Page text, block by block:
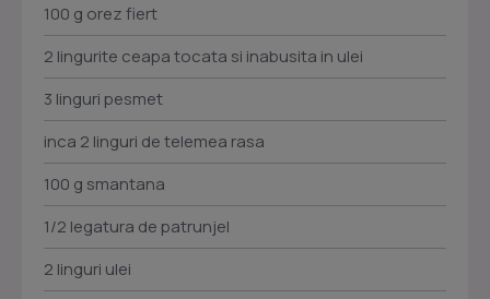
100 g orez fiert
2 lingurite ceapa tocata si inabusita in ulei
3 linguri pesmet
inca 2 linguri de telemea rasa
100 g smantana
1/2 legatura de patrunjel
2 linguri ulei